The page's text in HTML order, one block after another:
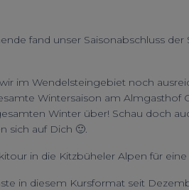
fand unser Saisonabschluss der
im Wendelsteingebiet noch
Wintersaison am Almgasthof
Winter über! Schau doch
sich auf Dich 🙂.
in die Kitzbüheler Alpen für eine
in diesem Kursformat seit